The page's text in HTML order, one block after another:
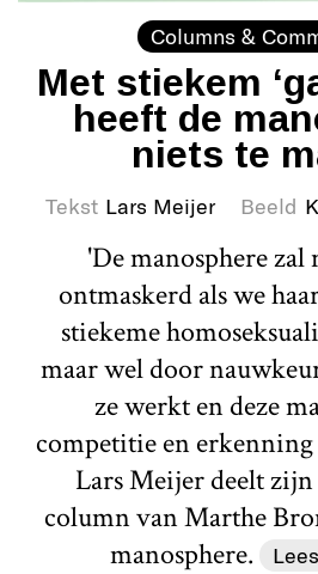
Columns &
Met stiekem
heeft de
niets te
Tekst Lars Meijer Beeld
'De manosphere
ontmaskerd als we
stiekeme
maar wel door
ze werkt en deze
competitie en
Lars Meijer deelt zijn
column van Marthe
manosphere.